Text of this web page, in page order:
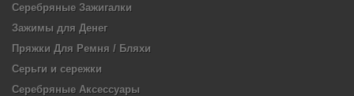
Серебряные Зажигалки
Зажимы для Денег
Пряжки Для Ремня / Бляхи
Серьги и сережки
Серебряные Аксессуары